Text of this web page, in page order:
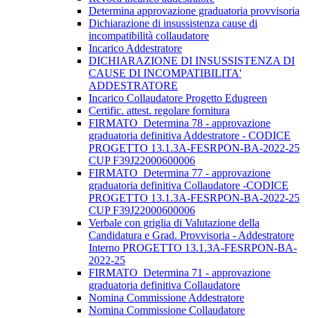
Determina approvazione graduatoria provvisoria
Dichiarazione di insussistenza cause di
incompatibilità collaudatore
Incarico Addestratore
DICHIARAZIONE DI INSUSSISTENZA DI
CAUSE DI INCOMPATIBILITA'
ADDESTRATORE
Incarico Collaudatore Progetto Edugreen
Certific. attest. regolare fornitura
FIRMATO_Determina 78 - approvazione
graduatoria definitiva Addestratore - CODICE
PROGETTO 13.1.3A-FESRPON-BA-2022-25
CUP F39J22000600006
FIRMATO_Determina 77 - approvazione
graduatoria definitiva Collaudatore -CODICE
PROGETTO 13.1.3A-FESRPON-BA-2022-25
CUP F39J22000600006
Verbale con griglia di Valutazione della
Candidatura e Grad. Provvisoria - Addestratore
Interno PROGETTO 13.1.3A-FESRPON-BA-
2022-25
FIRMATO_Determina 71 - approvazione
graduatoria definitiva Collaudatore
Nomina Commissione Addestratore
Nomina Commissione Collaudatore